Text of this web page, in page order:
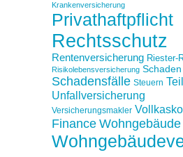
Krankenversicherung
Privathaftpflicht
Rechtsschutz
Rentenversicherung Riester-
Risikolebensversicherung Schaden
Schadensfälle Steuern
Unfallversicherung
Versicherungsmakler Vollkasko
Finance Wohngebäude